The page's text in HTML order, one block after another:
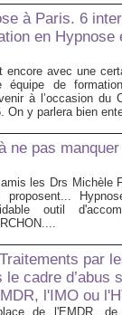
à Paris. 6
en Hypnose
encore avec une
équipe de
à l’occasion du
On y parlera bien
ne pas
les Drs Michèle
proposent...
outil
par
cadre d’abus
l'IMO ou
de l'EMDR, de